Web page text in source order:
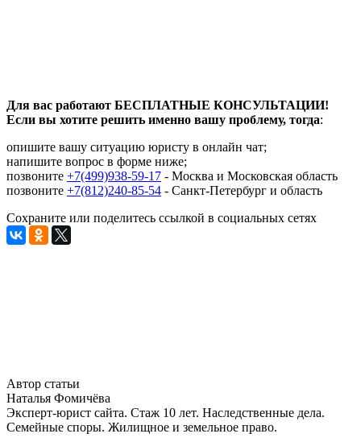
Для вас работают БЕСПЛАТНЫЕ КОНСУЛЬТАЦИИ!
Если вы хотите решить именно вашу проблему, тогда:
опишите вашу ситуацию юристу в онлайн чат;
напишите вопрос в форме ниже;
позвоните +7(499)938-59-17 - Москва и Московская область
позвоните +7(812)240-85-54 - Санкт-Петербург и область
Сохраните или поделитесь ссылкой в социальных сетях
Автор статьи
Наталья Фомичёва
Эксперт-юрист сайта. Стаж 10 лет. Наследственные дела.
Семейные споры. Жилищное и земельное право.